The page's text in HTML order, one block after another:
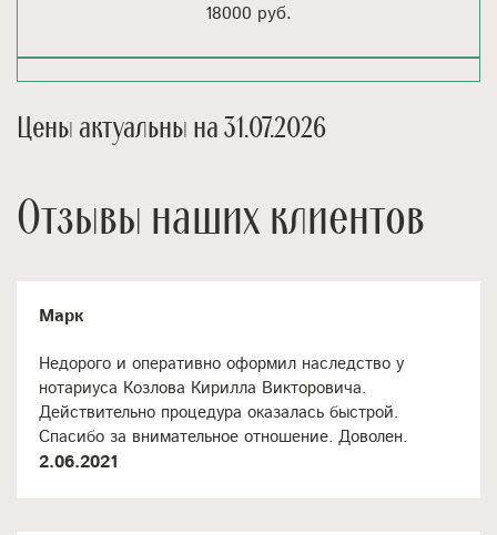
18000 руб.
Цены актуальны на 31.07.2026
Отзывы наших клиентов
Марк
Недорого и оперативно оформил наследство у
нотариуса Козлова Кирилла Викторовича.
Действительно процедура оказалась быстрой.
Спасибо за внимательное отношение. Доволен.
2.06.2021